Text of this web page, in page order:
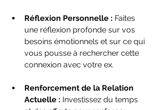
Réflexion Personnelle : Faites
une réflexion profonde sur vos
besoins émotionnels et sur ce qui
vous pousse à rechercher cette
connexion avec votre ex.
Renforcement de la Relation
Actuelle : Investissez du temps